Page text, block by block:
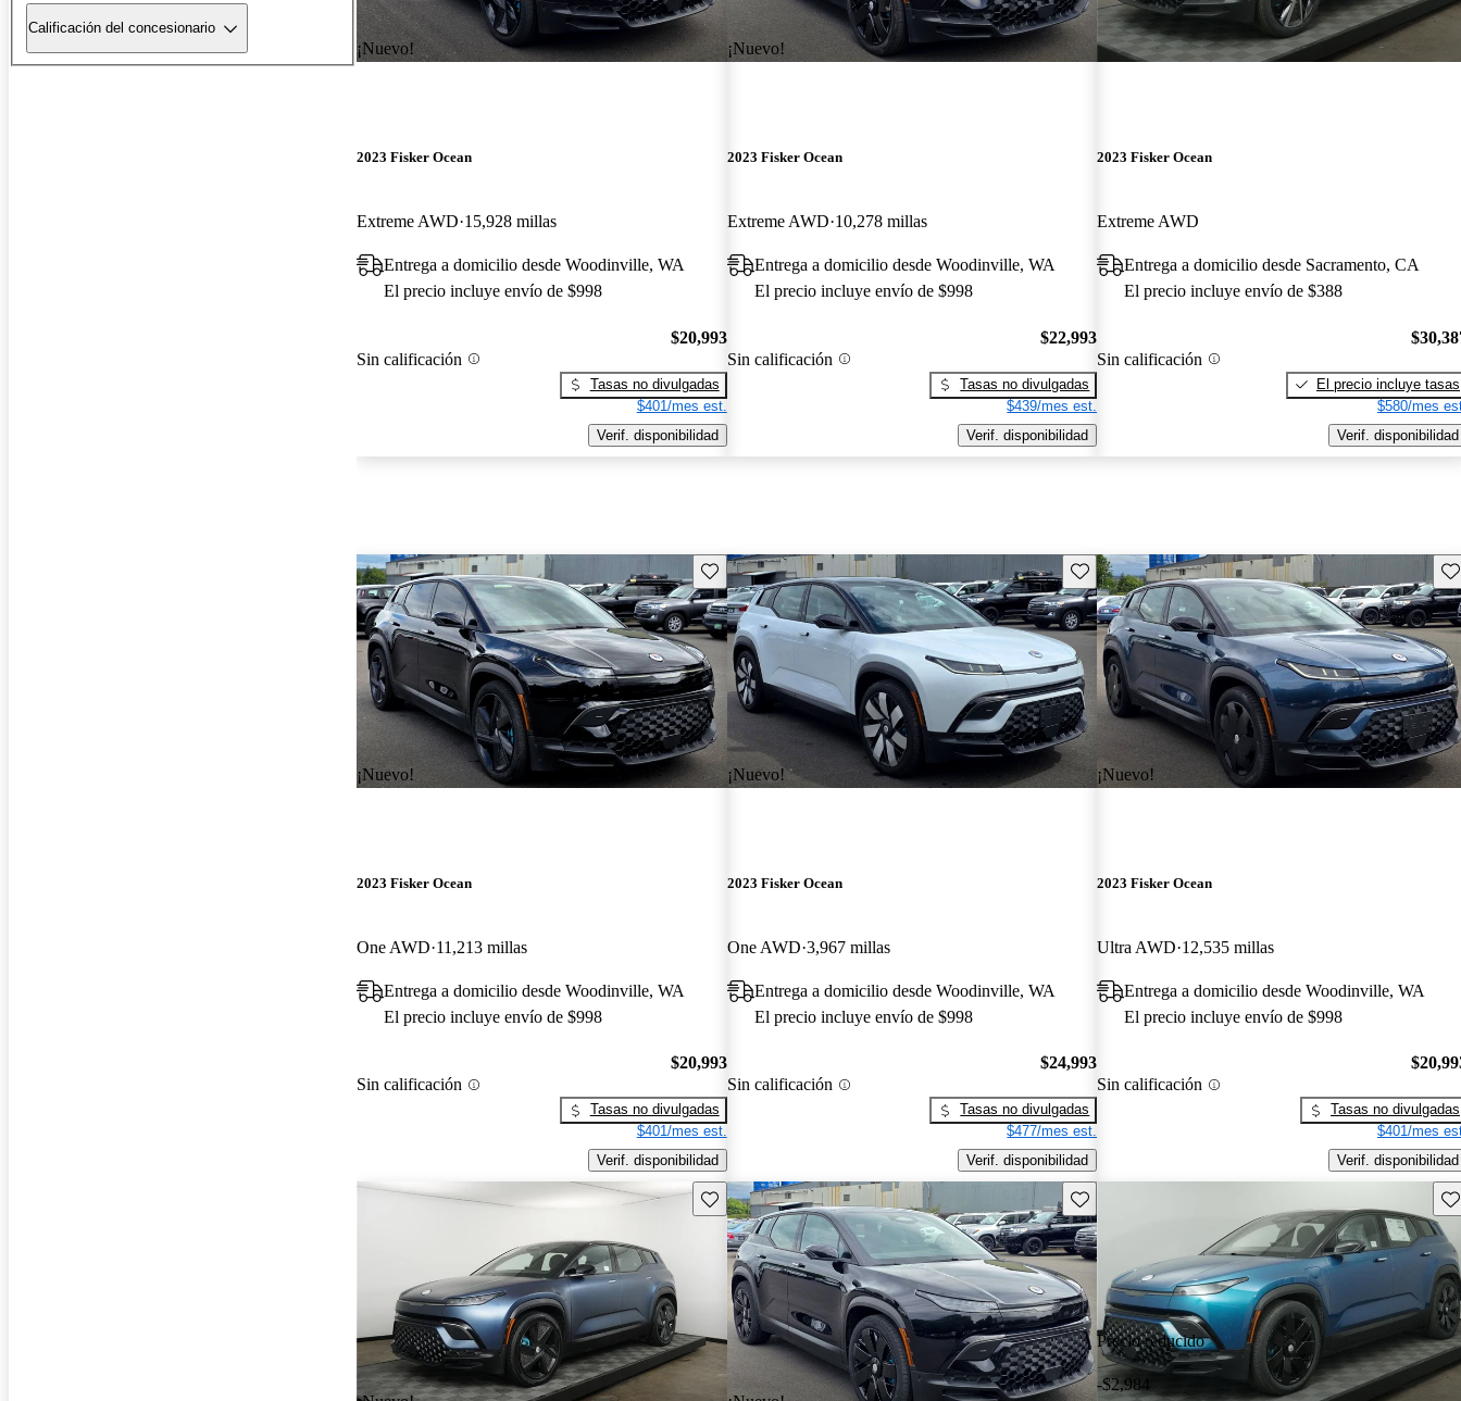
Calificación del concesionario
¡Nuevo!
2023 Fisker Ocean
Extreme AWD 15,928 millas
Entrega a domicilio desde Woodinville, WA
El precio incluye envío de $998
Sin calificación
$20,993
Tasas no divulgadas
$401/mes est.
Verif. disponibilidad
¡Nuevo!
2023 Fisker Ocean
Extreme AWD 10,278 millas
Entrega a domicilio desde Woodinville, WA
El precio incluye envío de $998
Sin calificación
$22,993
Tasas no divulgadas
$439/mes est.
Verif. disponibilidad
2023 Fisker Ocean
Extreme AWD
Entrega a domicilio desde Sacramento, CA
El precio incluye envío de $388
Sin calificación
El precio incluye tasas
$580/mes
Verif. disponibilidad
¡Nuevo!
Guarda este Aviso
2023 Fisker Ocean
One AWD 11,213 millas
Entrega a domicilio desde Woodinville, WA
El precio incluye envío de $998
Sin calificación
$20,993
Tasas no divulgadas
$401/mes est.
Verif. disponibilidad
¡Nuevo!
Guarda este Aviso
2023 Fisker Ocean
One AWD 3,967 millas
Entrega a domicilio desde Woodinville, WA
El precio incluye envío de $998
Sin calificación
$24,993
Tasas no divulgadas
$477/mes est.
Verif. disponibilidad
¡Nuevo!
2023 Fisker Ocean
Ultra AWD 12,535 millas
Entrega a domicilio desde Woodinville, WA
El precio incluye envío de $998
Sin calificación
Tasas no divulgadas
$401/mes
Verif. disponibilidad
Guarda este Aviso Guarda este Aviso
Precio reducido
-$2,984